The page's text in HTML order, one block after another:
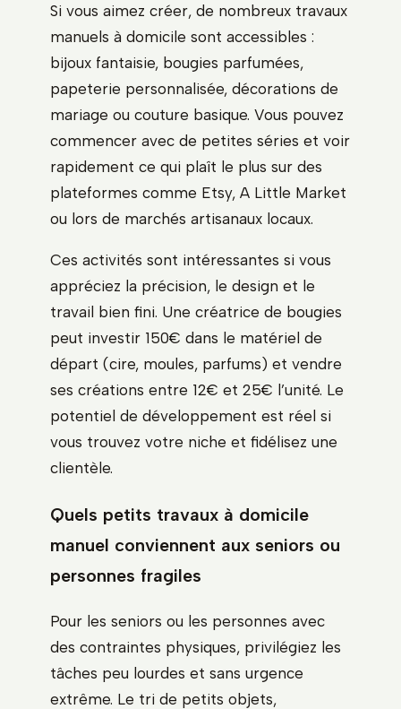
Si vous aimez créer, de nombreux travaux
manuels à domicile sont accessibles :
bijoux fantaisie, bougies parfumées,
papeterie personnalisée, décorations de
mariage ou couture basique. Vous pouvez
commencer avec de petites séries et voir
rapidement ce qui plaît le plus sur des
plateformes comme Etsy, A Little Market
ou lors de marchés artisanaux locaux.
Ces activités sont intéressantes si vous
appréciez la précision, le design et le
travail bien fini. Une créatrice de bougies
peut investir 150€ dans le matériel de
départ (cire, moules, parfums) et vendre
ses créations entre 12€ et 25€ l’unité. Le
potentiel de développement est réel si
vous trouvez votre niche et fidélisez une
clientèle.
Quels petits travaux à domicile
manuel conviennent aux seniors ou
personnes fragiles
Pour les seniors ou les personnes avec
des contraintes physiques, privilégiez les
tâches peu lourdes et sans urgence
extrême. Le tri de petits objets,